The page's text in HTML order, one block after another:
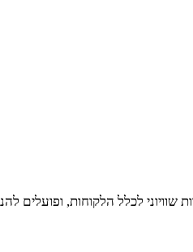
שוויוני לכלל הלקוחות, ופועלים